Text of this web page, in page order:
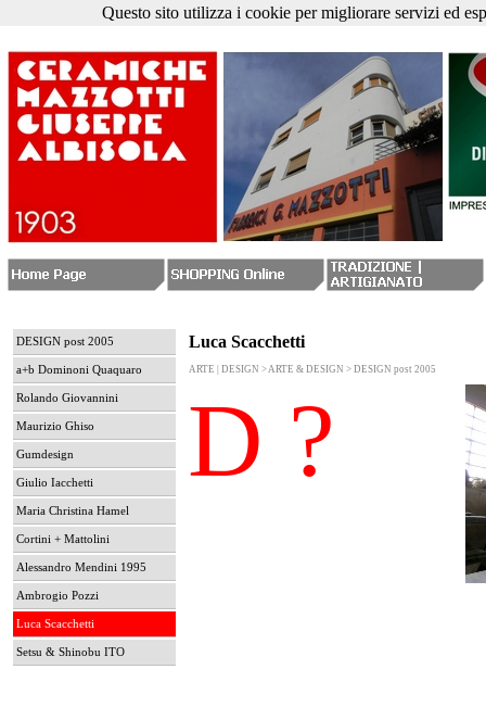
DESIGN post 2005
a+b Dominoni Quaquaro
Rolando Giovannini
Maurizio Ghiso
Gumdesign
Giulio Iacchetti
Maria Christina Hamel
Cortini + Mattolini
Alessandro Mendini 1995
Ambrogio Pozzi
Luca Scacchetti
Setsu & Shinobu ITO
Luca Scacchetti
ARTE | DESIGN > ARTE & DESIGN > DESIGN post 2005
D ?
Questo sito utilizza i cookie per migliorare servizi ed